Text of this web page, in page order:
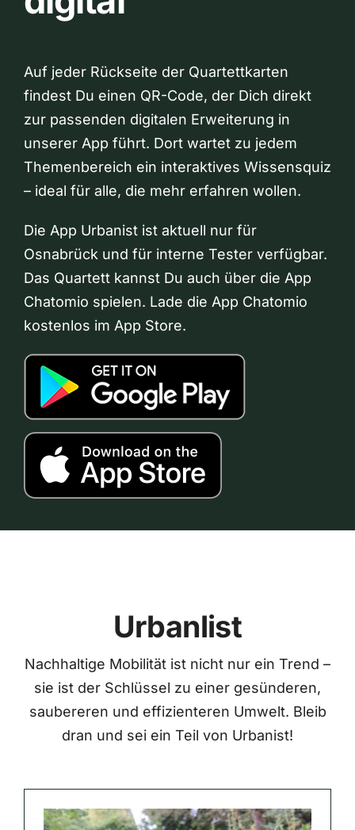
Auf jeder Rückseite der Quartettkarten
findest Du einen QR-Code, der Dich direkt
zur passenden digitalen Erweiterung in
unserer App führt. Dort wartet zu jedem
Themenbereich ein interaktives Wissensquiz
– ideal für alle, die mehr erfahren wollen.
Die App Urbanist ist aktuell nur für
Osnabrück und für interne Tester verfügbar.
Das Quartett kannst Du auch über die App
Chatomio spielen. Lade die App Chatomio
kostenlos im App Store.
Urbanlist
Nachhaltige Mobilität ist nicht nur ein Trend –
sie ist der Schlüssel zu einer gesünderen,
saubereren und effizienteren Umwelt. Bleib
dran und sei ein Teil von Urbanist!